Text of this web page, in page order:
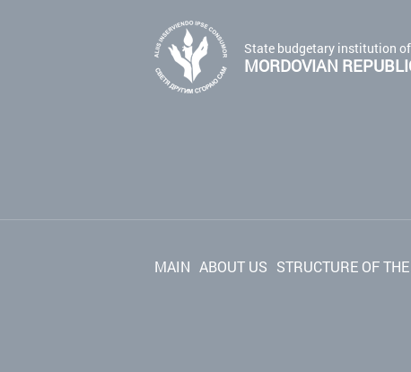
State budgetary institution
MORDOVIAN
MAIN ABOUT US STRUCTURE OF